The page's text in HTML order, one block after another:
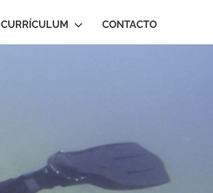
CURRÍCULUM CONTACTO